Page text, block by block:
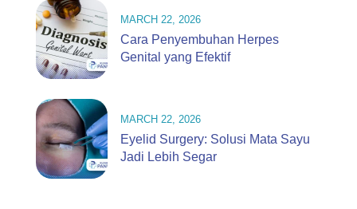
MARCH 22, 2026
Cara Penyembuhan Herpes
Genital yang Efektif
MARCH 22, 2026
Eyelid Surgery: Solusi Mata Sayu
Jadi Lebih Segar